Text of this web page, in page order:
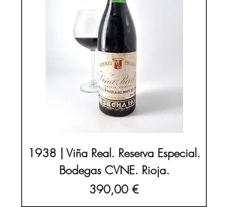
1938 | Viña Real. Reserva Especial.
Bodegas CVNE. Rioja.
Precio
390,00 €